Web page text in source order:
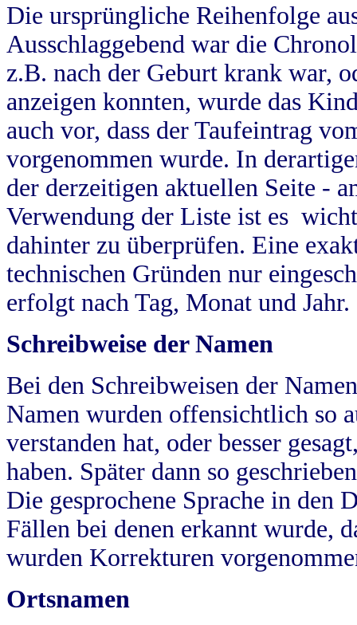
Die ursprüngliche Reihenfolge
Ausschlaggebend war die
z.B. nach der Geburt krank war,
anzeigen konnten, wurde das
auch vor, dass der Taufeintrag
vorgenommen wurde. In
der derzeitigen aktuellen Seite -
Verwendung der Liste ist es
dahinter zu überprüfen. Eine
technischen Gründen nur
erfolgt nach Tag, Monat und Jahr.
Schreibweise der Namen
Bei den Schreibweisen der
Namen wurden offensichtlich so
verstanden hat, oder besser
haben. Später dann so
Die gesprochene Sprache in
Fällen bei denen erkannt wurde,
wurden Korrekturen
Ortsnamen